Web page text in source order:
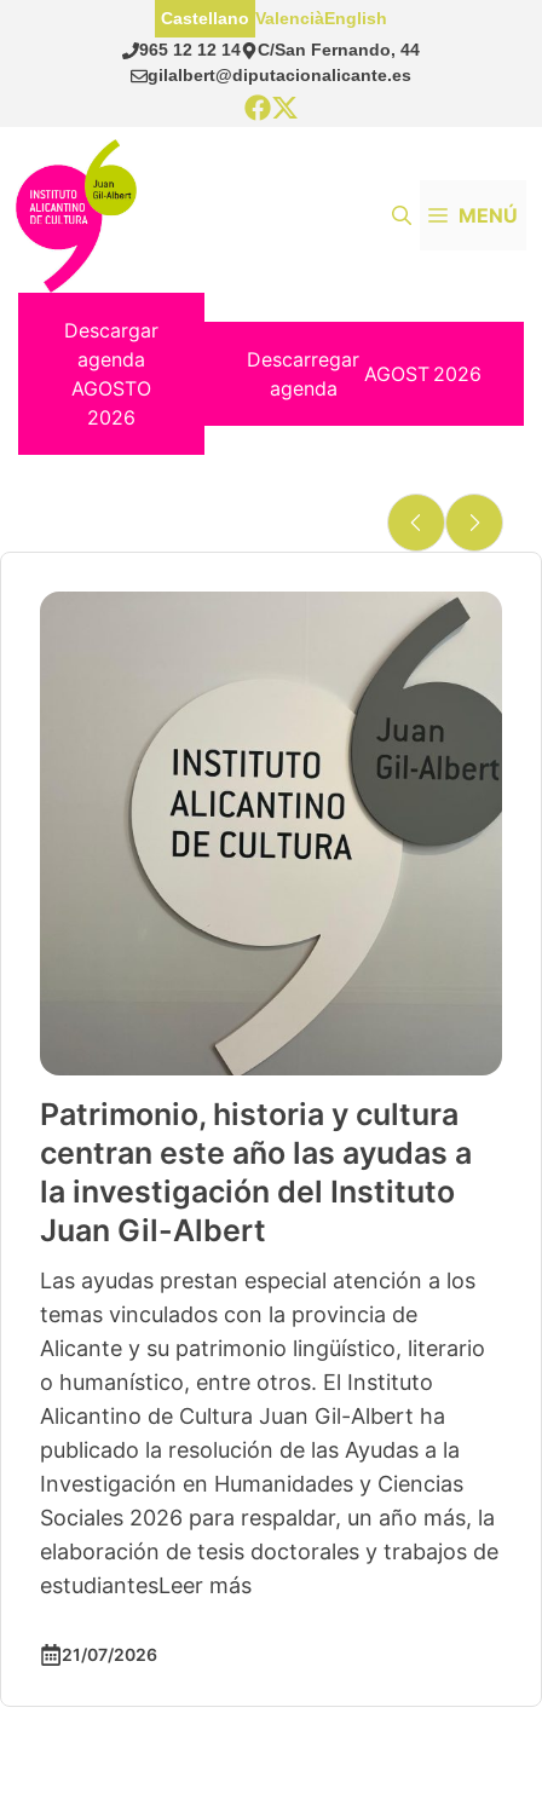
965 12 12 14
C/San Fernando, 44
gilalbert@diputacionalicante.es
Castellano ValenciàEnglish
MENÚ
Descargar
agenda
AGOSTO
2026
Descarregar
agenda
AGOST 2026
Patrimonio, historia y cultura
centran este año las ayudas a
la investigación del Instituto
Juan Gil-Albert
Las ayudas prestan especial atención a los
temas vinculados con la provincia de
Alicante y su patrimonio lingüístico, literario
o humanístico, entre otros. El Instituto
Alicantino de Cultura Juan Gil-Albert ha
publicado la resolución de las Ayudas a la
Investigación en Humanidades y Ciencias
Sociales 2026 para respaldar, un año más, la
elaboración de tesis doctorales y trabajos de
estudiantesLeer más
21/07/2026